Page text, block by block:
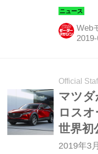
クロスオ
世界初公
Web
Official
マツダ
ロス
世界初
ブショ
2019年3